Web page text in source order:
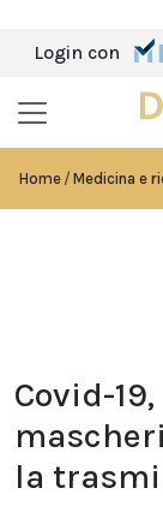
Login con
Home Medicina e
Covid-
la